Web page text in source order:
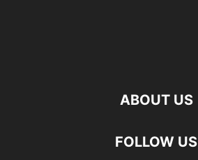
ABOUT US
FOLLOW US